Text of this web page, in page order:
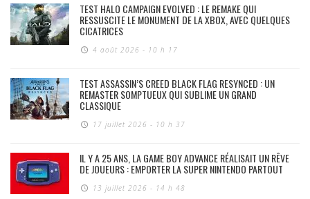
TEST HALO CAMPAIGN EVOLVED : LE REMAKE QUI
RESSUSCITE LE MONUMENT DE LA XBOX, AVEC QUELQUES
CICATRICES
4 août 2026 - 10 h 17
TEST ASSASSIN’S CREED BLACK FLAG RESYNCED : UN
REMASTER SOMPTUEUX QUI SUBLIME UN GRAND
CLASSIQUE
17 juillet 2026 - 10 h 37
IL Y A 25 ANS, LA GAME BOY ADVANCE RÉALISAIT UN RÊVE
DE JOUEURS : EMPORTER LA SUPER NINTENDO PARTOUT
13 juillet 2026 - 14 h 48